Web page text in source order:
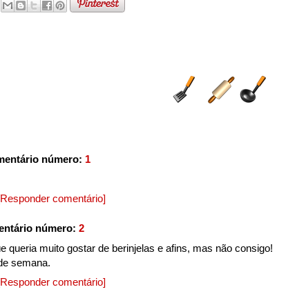
número: 1
comentário]
número: 2
queria muito gostar de berinjelas e afins, mas não consigo!
semana.
comentário]